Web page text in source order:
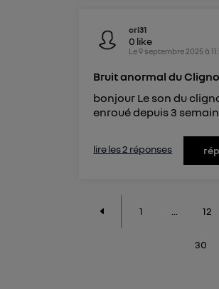
cri31
0 like
Le9 septembre 2025à
Bruit anormal du
bonjour Le son du
enroué depuis 3
lire les 2 réponses
1 12
30